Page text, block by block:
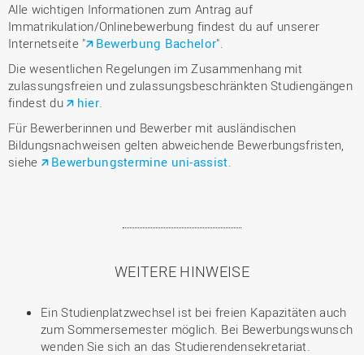
Alle wichtigen Informationen zum Antrag auf
Immatrikulation/Onlinebewerbung findest du auf unserer
Internetseite "
Bewerbung Bachelor".
Die wesentlichen Regelungen im Zusammenhang mit
zulassungsfreien und zulassungsbeschränkten Studiengängen
findest du
hier.
Für Bewerberinnen und Bewerber mit ausländischen
Bildungsnachweisen gelten abweichende Bewerbungsfristen,
siehe
Bewerbungstermine uni-assist.
WEITERE HINWEISE
Ein Studienplatzwechsel ist bei freien Kapazitäten auch
zum Sommersemester möglich. Bei Bewerbungswunsch
wenden Sie sich an das Studierendensekretariat.